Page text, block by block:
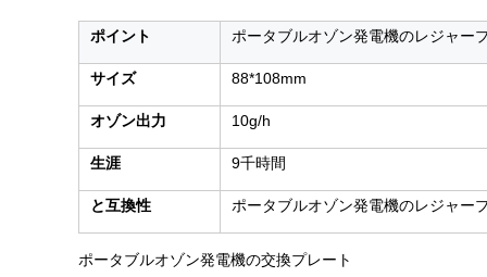
ポイント ポータブルオゾン発電機のレジャー
サイズ 88*108mm
オゾン出力 10g/h
生涯 9千時間
と互換性 ポータブルオゾン発電機のレジャー
ポータブルオゾン発電機の交換プレート